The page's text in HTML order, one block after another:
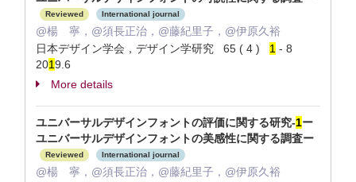
Reviewed International journal
@楊 寧，@須長正治，@藤紀里子，@伊原久裕
日本デザイン学会，デザイン学研究 65 ( 4 ) 1 - 8
2019.6
More details
ユニバーサルデザインフォントの評価に関する研究-1ー
ユニバーサルデザインフォントの美感性に関する調査ー
Reviewed International journal
@楊 寧，@須長正治，@藤紀里子，@伊原久裕